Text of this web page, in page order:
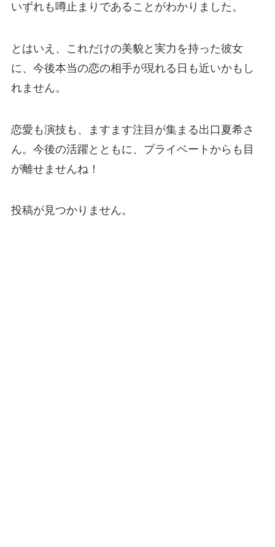
いずれも噂止まりであることがわかりました。
とはいえ、これだけの美貌と実力を持った彼女
に、今後本当の恋の相手が現れる日も近いかもし
れません。
恋愛も演技も、ますます注目が集まる出口夏希さ
ん。今後の活躍とともに、プライベートからも目
が離せませんね！
投稿が見つかりません。